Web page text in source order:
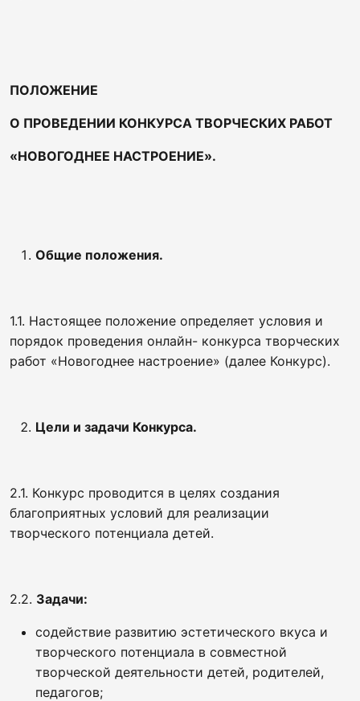
ПОЛОЖЕНИЕ
О ПРОВЕДЕНИИ КОНКУРСА ТВОРЧЕСКИХ РАБОТ
«НОВОГОДНЕЕ НАСТРОЕНИЕ».
Общие положения.
1.1. Настоящее положение определяет условия и
порядок проведения онлайн- конкурса творческих
работ «Новогоднее настроение» (далее Конкурс).
Цели и задачи Конкурса.
2.1. Конкурс проводится в целях создания
благоприятных условий для реализации
творческого потенциала детей.
2.2. Задачи:
содействие развитию эстетического вкуса и
творческого потенциала в совместной
творческой деятельности детей, родителей,
педагогов;